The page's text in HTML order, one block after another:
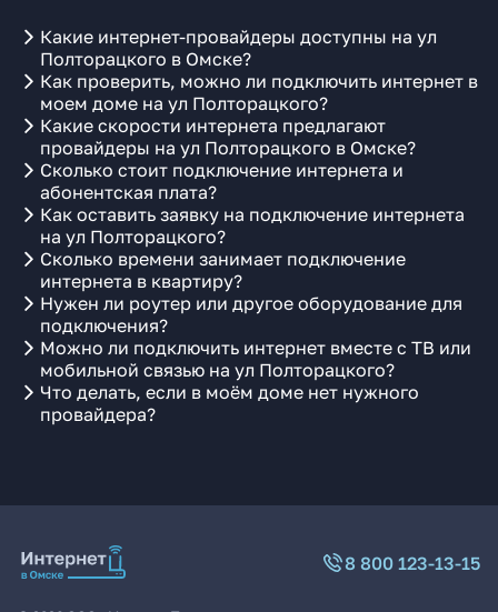
Какие интернет-провайдеры доступны на ул
Полторацкого в Омске?
Как проверить, можно ли подключить интернет в
моем доме на ул Полторацкого?
Какие скорости интернета предлагают
провайдеры на ул Полторацкого в Омске?
Сколько стоит подключение интернета и
абонентская плата?
Как оставить заявку на подключение интернета
на ул Полторацкого?
Сколько времени занимает подключение
интернета в квартиру?
Нужен ли роутер или другое оборудование для
подключения?
Можно ли подключить интернет вместе с ТВ или
мобильной связью на ул Полторацкого?
Что делать, если в моём доме нет нужного
провайдера?
8 800 123-13-15